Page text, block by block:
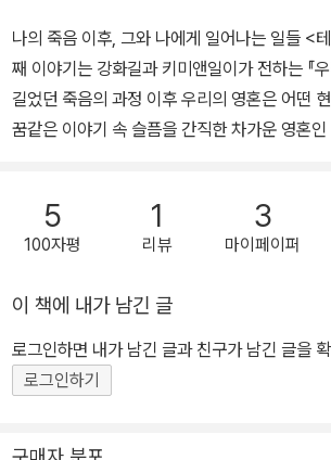
나의 죽음 이후, 그와 나에게 일어나는 일들 <테이크아웃>의 다섯 번
째 이야기는 강화길과 키미앤일이가 전하는 『
길었던 죽음의 과정 이후 우리의 영혼은 어떤
꿈같은 이야기 속 슬픔을 간직한 차가운 영혼
솔직한 선으로 그린 인물들의 무표정으로 차가
함을 담담하게 보여 주었고, 비어 있는 공간으
와 시선을 보여 주었다. 그림 속 공간과 소설 속
5
100자평
1
리뷰
3
마이페이퍼
이 책에 내가 남긴 글
로그인하면 내가 남긴 글과 친구가 남긴 글을
로그인하기